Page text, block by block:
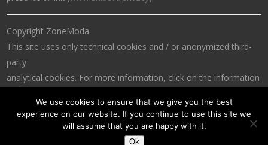
Copyright ZoneModa
This site uses only technical cookies and / or anonymized third-
party
analytical cookies. For more information, click on the information
We use cookies to ensure that we give you the best
experience on our website. If you continue to use this site we
will assume that you are happy with it.
Ok